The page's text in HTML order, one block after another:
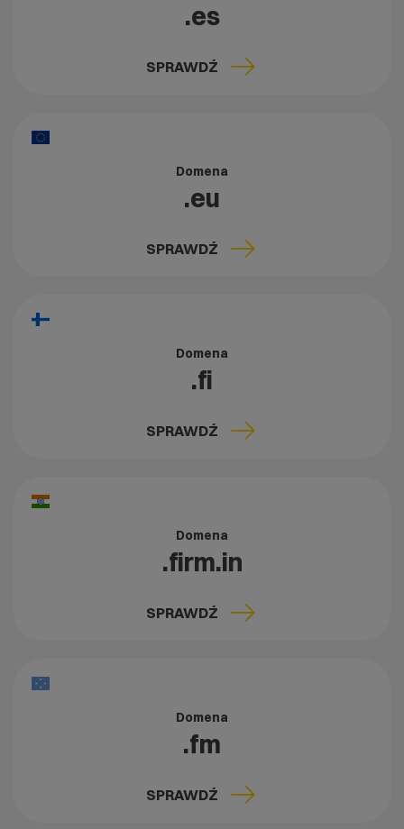
.es
SPRAWDŹ
Domena
.eu
SPRAWDŹ
Domena
.fi
SPRAWDŹ
Domena
.firm.in
SPRAWDŹ
Domena
.fm
SPRAWDŹ